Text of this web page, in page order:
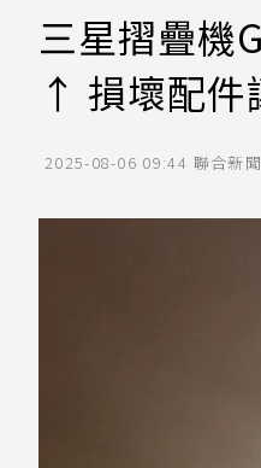
三星摺疊機
↑ 損壞配件
2025-08-06 09:44 聯合新